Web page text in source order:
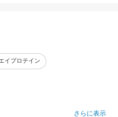
イプロテイン
さらに表示